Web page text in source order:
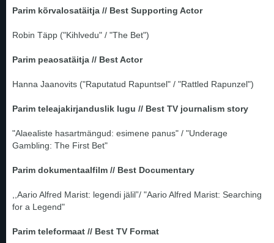
Parim kõrvalosatäitja // Best Supporting Actor
Robin Täpp ("Kihlvedu" / "The Bet")
Parim peaosatäitja // Best Actor
Hanna Jaanovits ("Raputatud Rapuntsel" / "Rattled Rapunzel")
Parim teleajakirjanduslik lugu // Best TV journalism story
"Alaealiste hasartmängud: esimene panus" / "Underage
Gambling: The First Bet"
Parim dokumentaalfilm // Best Documentary
,,Aario Alfred Marist: legendi jälil”/ "Aario Alfred Marist: Searching
for a Legend"
Parim teleformaat // Best TV Format